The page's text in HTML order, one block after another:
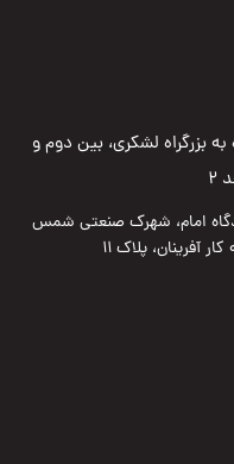
به بزرگراه لشکری، بین دوم و
امام، شهرک صنعتی شمس
آفرینان، پلاک ۱۱